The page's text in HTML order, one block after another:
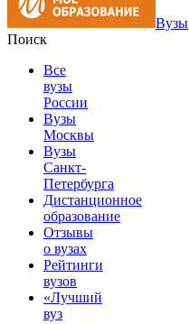
Вузы
Поиск
Все
вузы
России
Вузы
Москвы
Вузы
Санкт-
Петербурга
Дистанционное
образование
Отзывы
о вузах
Рейтинги
вузов
«Лучший
вуз